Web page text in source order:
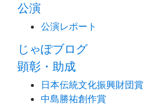
公演
公演レポート
じゃぽブログ
顕彰・助成
日本伝統文化振興財団賞
中島勝祐創作賞